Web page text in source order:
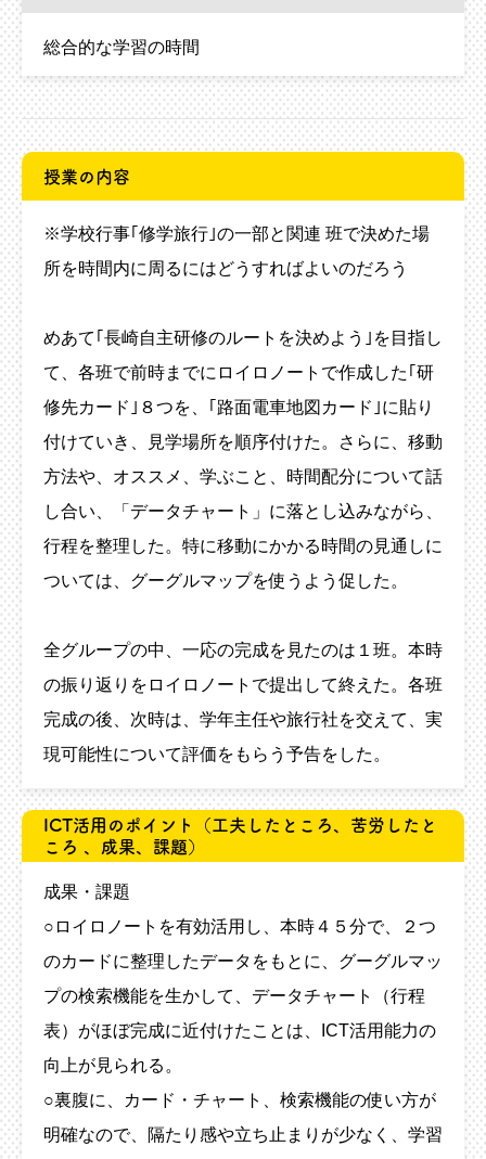
総合的な学習の時間
授業の内容
※学校行事｢修学旅行｣の一部と関連 班で決めた場
所を時間内に周るにはどうすればよいのだろう
めあて｢長崎自主研修のルートを決めよう｣を目指し
て、各班で前時までにロイロノートで作成した｢研
修先カード｣８つを、｢路面電車地図カード｣に貼り
付けていき、見学場所を順序付けた。さらに、移動
方法や、オススメ、学ぶこと、時間配分について話
し合い、「データチャート」に落とし込みながら、
行程を整理した。特に移動にかかる時間の見通しに
ついては、グーグルマップを使うよう促した。
全グループの中、一応の完成を見たのは１班。本時
の振り返りをロイロノートで提出して終えた。各班
完成の後、次時は、学年主任や旅行社を交えて、実
現可能性について評価をもらう予告をした。
ICT活用のポイント
（工夫したところ、苦労したと
ころ 、成果、課題）
成果・課題
○ロイロノートを有効活用し、本時４５分で、２つ
のカードに整理したデータをもとに、グーグルマッ
プの検索機能を生かして、データチャート（行程
表）がほぼ完成に近付けたことは、ICT活用能力の
向上が見られる。
○裏腹に、カード・チャート、検索機能の使い方が
明確なので、隔たり感や立ち止まりが少なく、学習